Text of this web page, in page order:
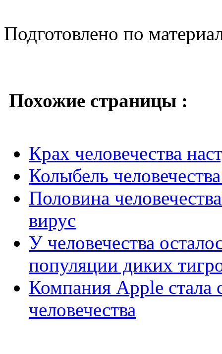
Подготовлено по
Похожие страницы :
Крах человечества
Колыбель
Половина
вирус
У человечества
популяции диких
Компания Apple стала
человечества